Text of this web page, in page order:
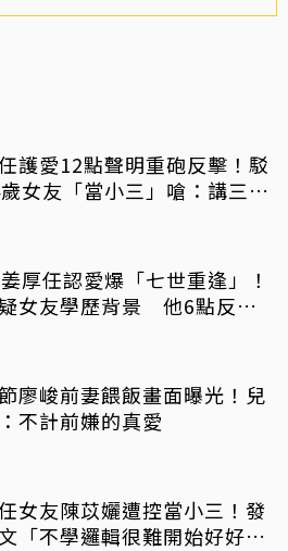
護愛12點聲明重砲反擊！駁
女友「當小三」嗆：講三
厚任認愛爆「七世重逢」！
女友學歷背景 他6點反
廖峻前妻餵飯畫面曝光！兒
不計前嫌的真愛
女友陳苡孋遭控當小三！發
「不學邏輯很難開始好好